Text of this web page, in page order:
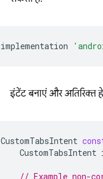
implementation
इंटेंट बनाएं और अतिरिक्त
CustomTabsIntent
CustomTabsIntent
// Example non-